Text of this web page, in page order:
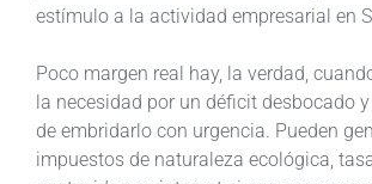
estímulo a la actividad empresarial en
Poco margen real hay, la verdad,
la necesidad por un déficit desbocado
de embridarlo con urgencia. Pueden
impuestos de naturaleza ecológica,